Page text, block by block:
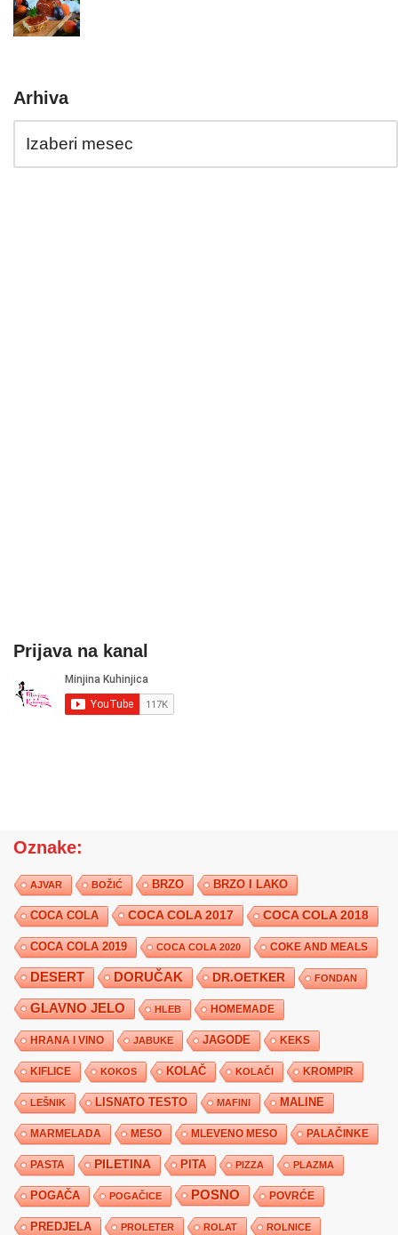
Arhiva
Prijava na kanal
Oznake:
AJVAR BOŽIĆ BRZO BRZO I LAKO
COCA COLA COCA COLA 2017 COCA COLA 2018
COCA COLA 2019 COCA COLA 2020 COKE AND MEALS
DESERT DORUČAK DR.OETKER FONDAN
GLAVNO JELO HLEB HOMEMADE
HRANA I VINO JABUKE JAGODE KEKS
KIFLICE KOKOS KOLAČ KOLAČI KROMPIR
LEŠNIK LISNATO TESTO MAFINI MALINE
MARMELADA MESO MLEVENO MESO PALAČINKE
PASTA PILETINA PITA PIZZA PLAZMA
POGAČA POGAČICE POSNO POVRĆE
PREDJELA PROLETER ROLAT ROLNICE